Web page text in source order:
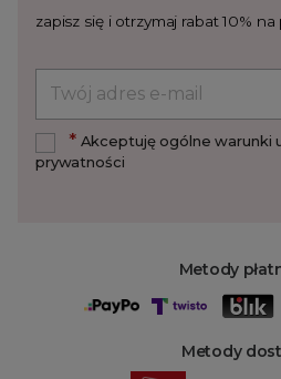
Metody
Metody
zapisz się i otrzymaj rabat 10%
*Akceptuję ogólne warunki
prywatności